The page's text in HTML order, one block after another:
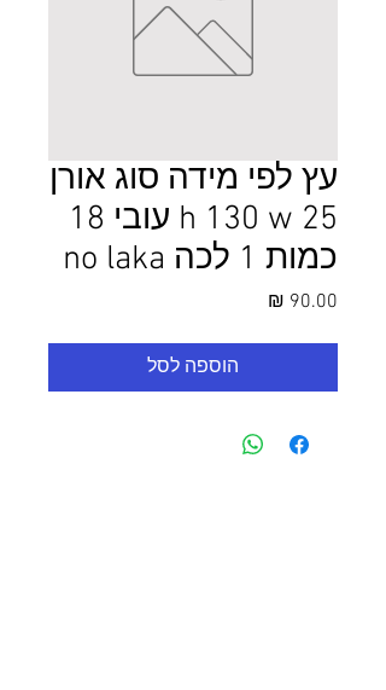
עץ לפי מידה סוג אורן
h 130 w 25 עובי 18
כמות 1 לכה no laka
הוספה לסל